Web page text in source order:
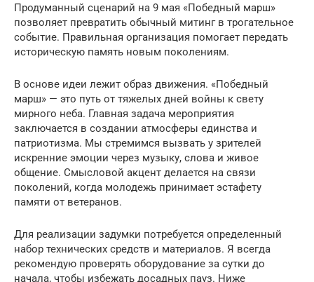
Продуманный сценарий на 9 мая «Победный марш»
позволяет превратить обычный митинг в трогательное
событие. Правильная организация помогает передать
историческую память новым поколениям.
В основе идеи лежит образ движения. «Победный
марш» — это путь от тяжелых дней войны к свету
мирного неба. Главная задача мероприятия
заключается в создании атмосферы единства и
патриотизма. Мы стремимся вызвать у зрителей
искренние эмоции через музыку, слова и живое
общение. Смысловой акцент делается на связи
поколений, когда молодежь принимает эстафету
памяти от ветеранов.
Для реализации задумки потребуется определенный
набор технических средств и материалов. Я всегда
рекомендую проверять оборудование за сутки до
начала, чтобы избежать досадных пауз. Ниже